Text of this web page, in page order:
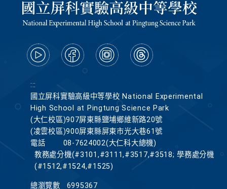
:::
國立屏科實驗高級中等學校 National Experimental
High School at Pingtung Science Park
(大仁校區)907屏東縣鹽埔鄉維新路20號
(凌雲校區)900屏東縣屏東市光大巷61號
電話
08-7624002(大仁科大總機)
教務處分機(#3101,#3111,#3517,#3518; 學務處分機
(#1512,#1524,#1525)
總瀏覽數 6995367